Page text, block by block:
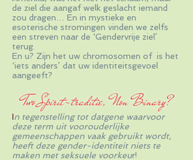
de ziel die aangaf welk geslacht iemand
zou dragen… En in mystieke en
esoterische stromingen vinden we zelfs
een streven naar de ‘Gendervrije ziel’
terug.
En u? Zijn het uw chromosomen of is het
‘iets anders’ dat uw identiteitsgevoel
aangeeft?
Two Spirit-traditie, Non Binary?
In tegenstelling tot datgene waarvoor
deze term uit voorouderlijke
gemeenschappen vaak gebruikt wordt,
heeft deze gender-identiteit niets te
maken met seksuele voorkeur!